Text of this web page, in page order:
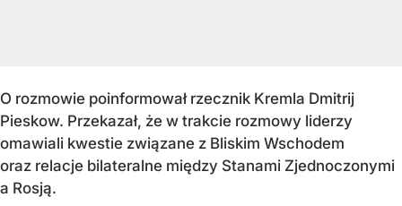
O rozmowie poinformował rzecznik Kremla Dmitrij
Pieskow. Przekazał, że w trakcie rozmowy liderzy
omawiali kwestie związane z Bliskim Wschodem
oraz relacje bilateralne między Stanami Zjednoczonymi
a Rosją.